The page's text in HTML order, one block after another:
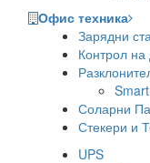
Офис техника
Зарядни
Контрол на
Smart
Соларни
Стекери и
UPS